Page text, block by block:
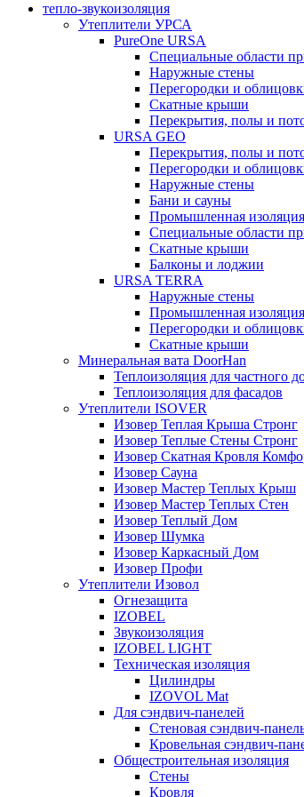
тепло-звукоизоляция
Утеплители УРСА
PureOne URSA
Специальные области
Наружные стены
Перегородки и
Скатные крыши
Перекрытия, полы и
URSA GEO
Перекрытия, полы и
Перегородки и
Наружные стены
Бани и сауны
Промышленная изоляция
Специальные области
Скатные крыши
Балконы и лоджии
URSA TERRA
Наружные стены
Промышленная изоляция
Перегородки и
Скатные крыши
Минеральная вата DoorHan
Теплоизоляция для частного
Теплоизоляция для фасадов
Утеплители ISOVER
Изовер Теплая Крыша Стронг
Изовер Теплые Стены Стронг
Изовер Скатная Кровля
Изовер Сауна
Изовер Мастер Теплых Крыш
Изовер Мастер Теплых Стен
Изовер Теплый Дом
Изовер Шумка
Изовер Каркасный Дом
Изовер Профи
Утеплители Изовол
Огнезащита
IZOBEL
Звукоизоляция
IZOBEL LIGHT
Техническая изоляция
Цилиндры
IZOVOL Mat
Для сэндвич-панелей
Стеновая сэндвич-
Кровельная сэндвич-
Общестроительная изоляция
Стены
Кровля